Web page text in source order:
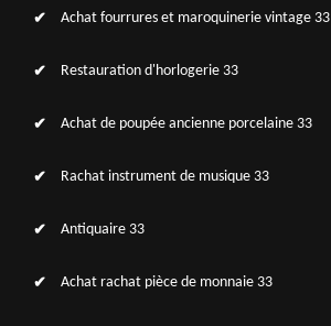
Achat fourrures et maroquinerie vintage 33
Restauration d'horlogerie 33
Achat de poupée ancienne porcelaine 33
Rachat instrument de musique 33
Antiquaire 33
Achat rachat pièce de monnaie 33